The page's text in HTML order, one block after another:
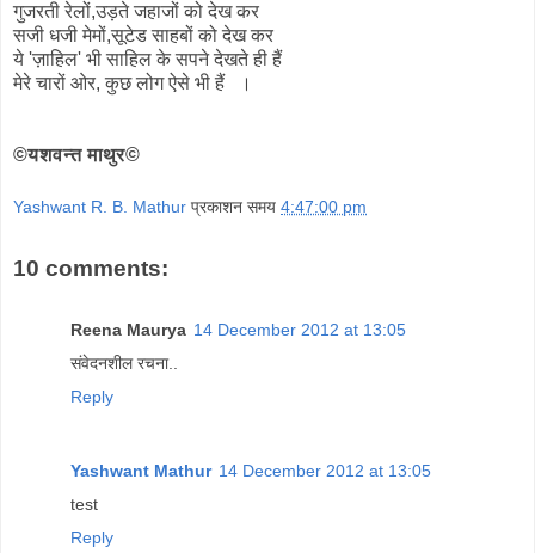
गुजरती रेलों,उड़ते जहाजों को देख कर
सजी धजी मेमों,सूटेड साहबों को देख कर
ये 'ज़ाहिल' भी साहिल के सपने देखते ही हैं
मेरे चारों ओर, कुछ लोग ऐसे भी हैं ।
©यशवन्त माथुर©
Yashwant R. B. Mathur प्रकाशन समय 4:47:00 pm
10 comments:
Reena Maurya 14 December 2012 at 13:05
संवेदनशील रचना..
Reply
Yashwant Mathur 14 December 2012 at 13:05
test
Reply